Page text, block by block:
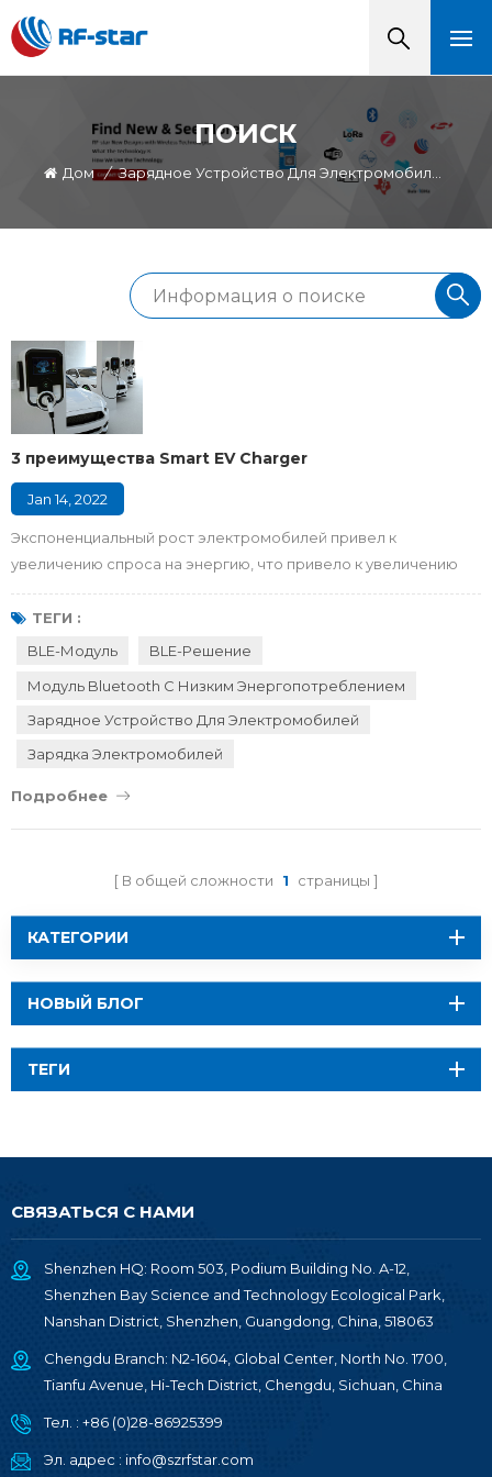
ПОИСК
Дом /
3 преимущества Smart EV Charger
Jan 14, 2022
Экспоненциальный рост электромобилей привел к
увеличению спроса на энергию, что привело к увеличению
нагрузки на электрическую инфраструктуру. Тем не менее,
интеллектуальная зарядка электромобилей создает
беспроигрышный сценарий для балансировки потребностей
электромобиля? Умная зарядка электромобилей
заключается в подключении точек зарядки...
ТЕГИ :
BLE-Модуль
BLE-Решение
Модуль Bluetooth С Низким Энергопотреблением
Зарядное Устройство Для Электромобилей
Зарядка Электромобилей
Подробнее
В общей сложности 1 страницы
КАТЕГОРИИ
НОВЫЙ БЛОГ
ТЕГИ
СВЯЗАТЬСЯ С НАМИ
Shenzhen HQ: Room 503, Podium Building No. A-12,
Shenzhen Bay Science and Technology Ecological Park,
Nanshan District, Shenzhen, Guangdong, China, 518063
Chengdu Branch: N2-1604, Global Center, North No. 1700,
Tianfu Avenue, Hi-Tech District, Chengdu, Sichuan, China
Тел. : +86 (0)28-86925399
Эл. адрес : info@szrfstar.com